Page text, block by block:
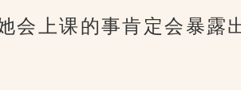
上课的事肯定会暴露